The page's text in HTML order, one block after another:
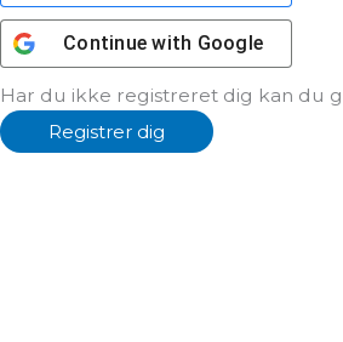
Continue with Google
Har du ikke registreret dig kan du
Registrer dig